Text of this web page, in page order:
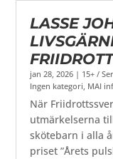
LASSE
jan 28, 2026 | 15+ /
Ingen kategori, MAI
När
utmärkelserna
skötebarn i alla
priset ”Årets